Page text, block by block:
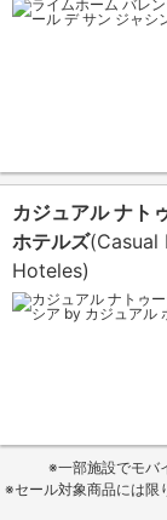
カジュアル ナト
ホテルズ(Casual
Hoteles)
※一部施設でモバ
※セール対象商品には限